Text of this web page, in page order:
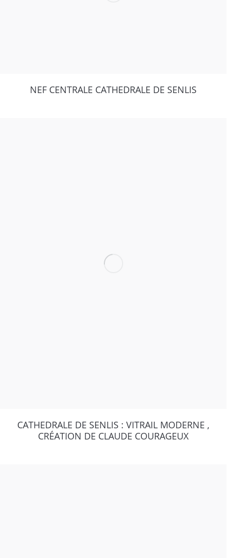
NEF CENTRALE CATHEDRALE DE SENLIS
CATHEDRALE DE SENLIS : VITRAIL MODERNE ,
CRÉATION DE CLAUDE COURAGEUX